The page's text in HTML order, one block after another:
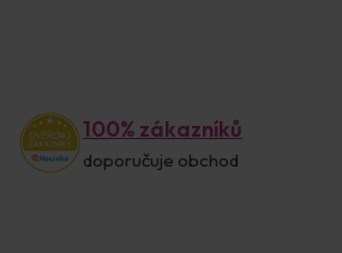
100% zákazníků
doporučuje obchod